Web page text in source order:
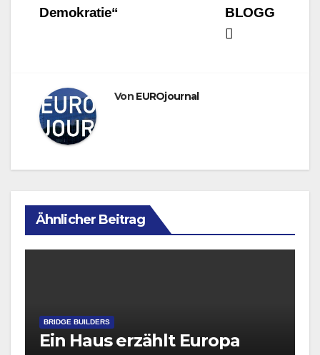
BLOGG
Demokratie“
Von EUROjournal
Ähnlicher Beitrag
BRIDGE BUILDERS
Ein Haus erzählt Europa